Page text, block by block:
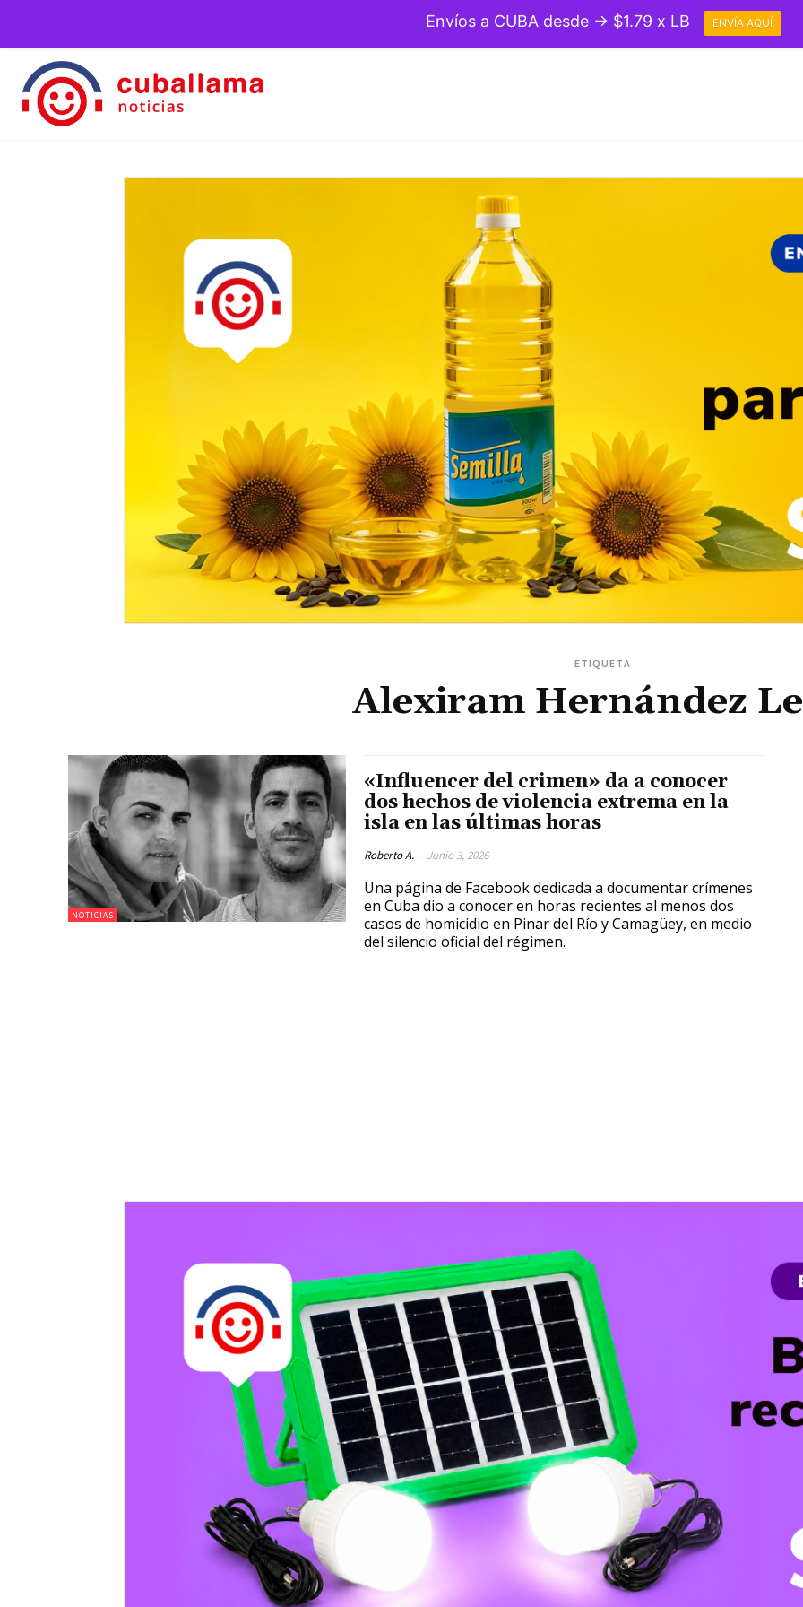
ETIQUETA
Alexiram Hernández
NOTICIAS
«Influencer del crimen» da a conocer
dos hechos de violencia extrema en la
isla en las últimas horas
Roberto A. - Junio 3, 2026
Una página de Facebook dedicada a documentar crímenes
en Cuba dio a conocer en horas recientes al menos dos
casos de homicidio en Pinar del Río y Camagüey, en medio
del silencio oficial del régimen.
Envíos a CUBA desde → $1.79 x LB ENVÍA AQUÍ